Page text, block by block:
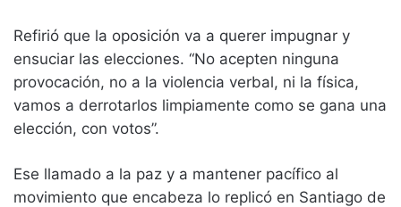
Refirió que la oposición va a querer impugnar y
ensuciar las elecciones. “No acepten ninguna
provocación, no a la violencia verbal, ni la física,
vamos a derrotarlos limpiamente como se gana una
elección, con votos”.
Ese llamado a la paz y a mantener pacífico al
movimiento que encabeza lo replicó en Santiago de